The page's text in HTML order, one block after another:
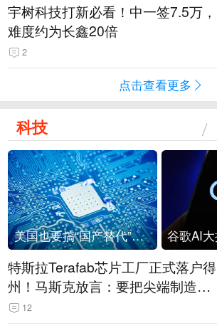
宇树科技打新必看！中一签7.5万，
难度约为长鑫20倍
2
点击查看更多
科技
美国也要搞“国产替代”？先算清三笔账
特斯拉Terafab芯片工厂正式落户得
州！马斯克放言：要把尖端制造带
回美国
12